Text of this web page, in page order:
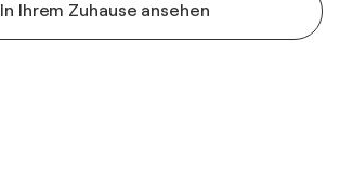
In Ihrem Zuhause ansehen